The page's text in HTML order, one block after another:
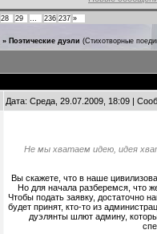
28 29 236 237 »
» Поэтические дуэли (Стихотворные
Дата: Среда, 29.07.2009, 18:09 |
Не мы хватаем идею, идея
Вы скажете, что в наше
Но для начала разберемся, что
Чтобы подать заявку, достаточно
будет принят, кто-то из
дуэлянты шлют админу,